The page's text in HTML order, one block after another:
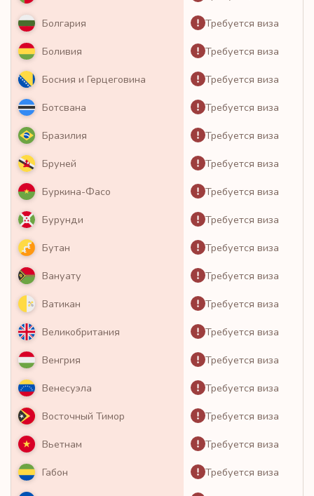
Болгария Требуется виза
Боливия Требуется виза
Босния и Герцеговина Требуется виза
Ботсвана Требуется виза
Бразилия Требуется виза
Бруней Требуется виза
Буркина-Фасо Требуется виза
Бурунди Требуется виза
Бутан Требуется виза
Вануату Требуется виза
Ватикан Требуется виза
Великобритания Требуется виза
Венгрия Требуется виза
Венесуэла Требуется виза
Восточный Тимор Требуется виза
Вьетнам Требуется виза
Габон Требуется виза